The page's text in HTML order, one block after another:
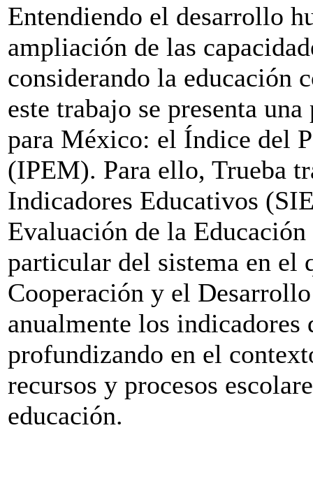
Entendiendo el desarrollo
ampliación de las
considerando la educación
este trabajo se presenta
para México: el Índice del
(IPEM). Para ello, Trueba
Indicadores Educativos
Evaluación de la
particular del sistema en el
Cooperación y el
anualmente los indicadores
profundizando en el
recursos y procesos
educación.